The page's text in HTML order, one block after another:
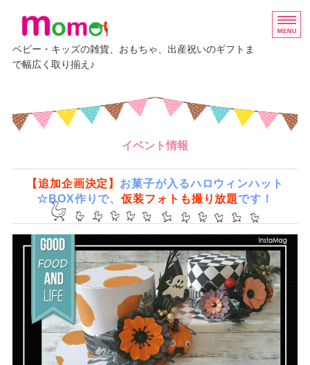
ベビー・キッズの雑貨、おもちゃ、出産祝いのギフトま
で幅広く取り揃え♪
グッズ
エルゴベビー
イベント・講座情報
イベント情報
【追加企画決定】 お菓子が入るハロウィンハット
☆BOX作りで、仮装フォトも撮り放題です！